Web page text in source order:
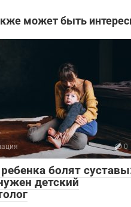
может быть
0
болят
детский